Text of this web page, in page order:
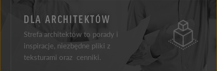
DLA ARCHITEKTÓW
Strefa architektów to porady i
inspiracje, niezbędne pliki z
teksturami oraz cenniki.